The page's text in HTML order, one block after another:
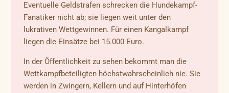
Eventuelle Geldstrafen schrecken die Hundekampf-
Fanatiker nicht ab; sie liegen weit unter den
lukrativen Wettgewinnen. Für einen Kangalkampf
liegen die Einsätze bei 15.000 Euro.
In der Öffentlichkeit zu sehen bekommt man die
Wettkampfbeteiligten höchstwahrscheinlich nie. Sie
werden in Zwingern, Kellern und auf Hinterhöfen